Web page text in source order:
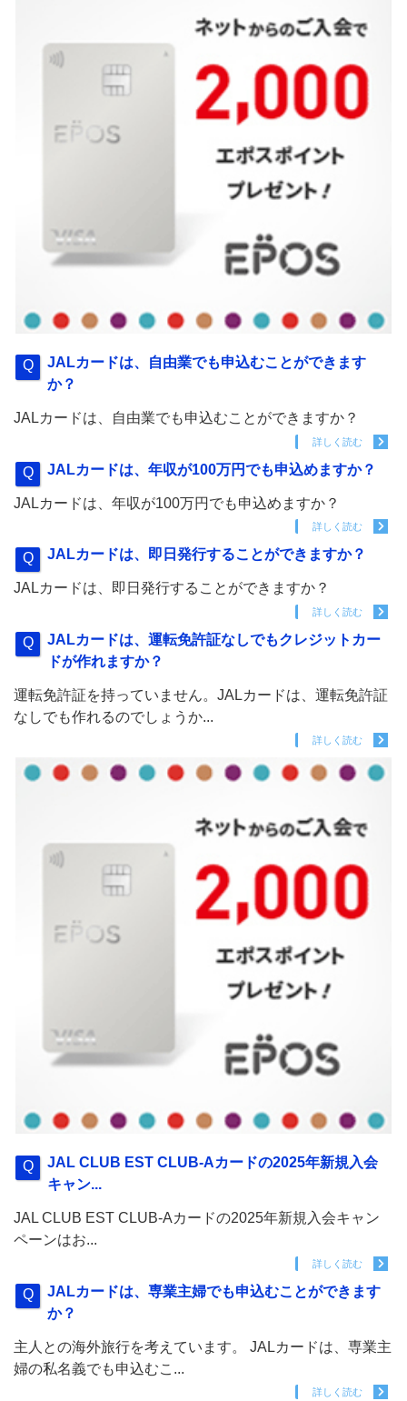
JALカードは、自由業でも申込むことができます
か？
JALカードは、自由業でも申込むことができますか？
詳しく読む
JALカードは、年収が100万円でも申込めますか？
JALカードは、年収が100万円でも申込めますか？
詳しく読む
JALカードは、即日発行することができますか？
JALカードは、即日発行することができますか？
詳しく読む
JALカードは、運転免許証なしでもクレジットカー
ドが作れますか？
運転免許証を持っていません。JALカードは、運転免許証
なしでも作れるのでしょうか...
詳しく読む
JAL CLUB EST CLUB-Aカードの2025年新規入会
キャン...
JAL CLUB EST CLUB-Aカードの2025年新規入会キャン
ペーンはお...
詳しく読む
JALカードは、専業主婦でも申込むことができます
か？
主人との海外旅行を考えています。 JALカードは、専業主
婦の私名義でも申込むこ...
詳しく読む